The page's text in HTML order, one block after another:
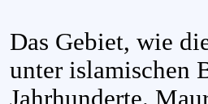
Das Gebiet, wie
unter islamischen
Jahrhunderte.